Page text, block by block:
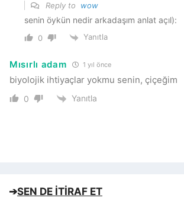
Reply to wow
senin öykün nedir arkadaşım anlat açıl):
0 Yanıtla
Mısırlı adam 1 yıl önce
biyolojik ihtiyaçlar yokmu senin, çiçeğim
0 Yanıtla
➔SEN DE İTİRAF ET